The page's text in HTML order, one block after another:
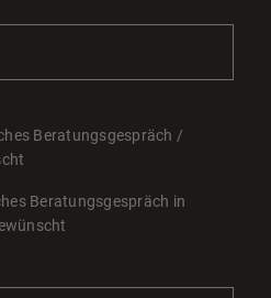
Beratungsgespräch /
Beratungsgespräch in